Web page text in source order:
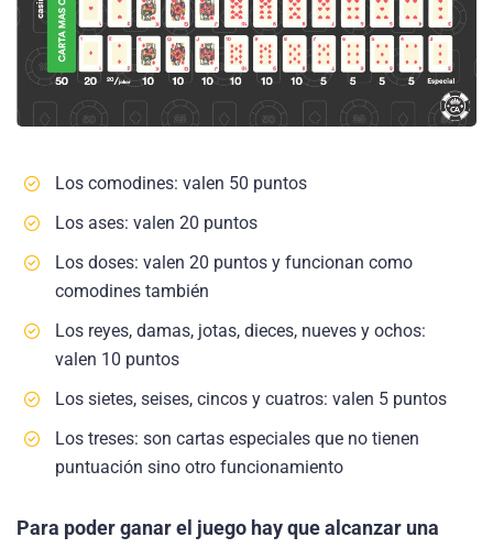
Los comodines: valen 50 puntos
Los ases: valen 20 puntos
Los doses: valen 20 puntos y funcionan como
comodines también
Los reyes, damas, jotas, dieces, nueves y ochos:
valen 10 puntos
Los sietes, seises, cincos y cuatros: valen 5 puntos
Los treses: son cartas especiales que no tienen
puntuación sino otro funcionamiento
Para poder ganar el juego hay que alcanzar una